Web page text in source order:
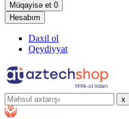
Müqayisə et 0
Hesabım
Daxil ol
Qeydiyyat
x